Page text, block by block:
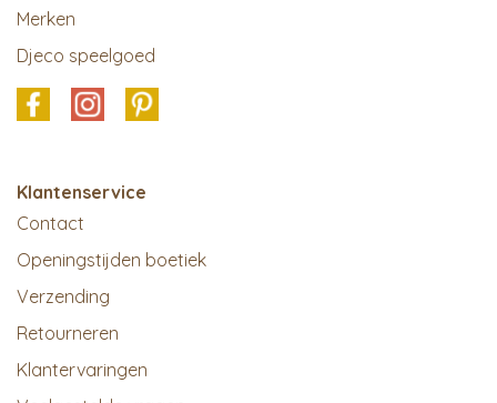
Merken
Djeco speelgoed
Klantenservice
Contact
Openingstijden boetiek
Verzending
Retourneren
Klantervaringen